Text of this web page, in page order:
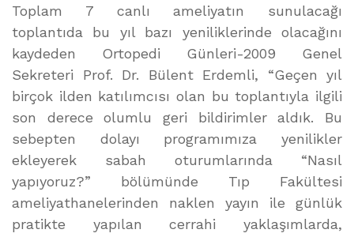
Toplam 7 canlı ameliyatın sunulacağı
toplantıda bu yıl bazı yeniliklerinde olacağını
kaydeden Ortopedi Günleri-2009 Genel
Sekreteri Prof. Dr. Bülent Erdemli, “Geçen yıl
birçok ilden katılımcısı olan bu toplantıyla ilgili
son derece olumlu geri bildirimler aldık. Bu
sebepten dolayı programımıza yenilikler
ekleyerek sabah oturumlarında “Nasıl
yapıyoruz?” bölümünde Tıp Fakültesi
ameliyathanelerinden naklen yayın ile günlük
pratikte yapılan cerrahi yaklaşımlarda,